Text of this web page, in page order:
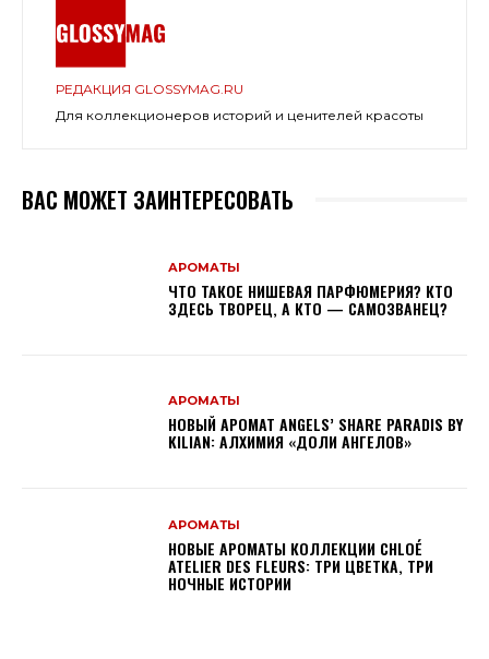
РЕДАКЦИЯ GLOSSYMAG.RU
Для коллекционеров историй и ценителей красоты
ВАС МОЖЕТ ЗАИНТЕРЕСОВАТЬ
АРОМАТЫ
ЧТО ТАКОЕ НИШЕВАЯ ПАРФЮМЕРИЯ? КТО
ЗДЕСЬ ТВОРЕЦ, А КТО — САМОЗВАНЕЦ?
АРОМАТЫ
НОВЫЙ АРОМАТ ANGELS’ SHARE PARADIS BY
KILIAN: АЛХИМИЯ «ДОЛИ АНГЕЛОВ»
АРОМАТЫ
НОВЫЕ АРОМАТЫ КОЛЛЕКЦИИ CHLOÉ
ATELIER DES FLEURS: ТРИ ЦВЕТКА, ТРИ
НОЧНЫЕ ИСТОРИИ